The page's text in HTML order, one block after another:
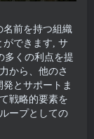
名前を持つ組織
ができます, サ
多くの利点を提
から、他のさ
とサポートま
戦略的要素を
ープとしての